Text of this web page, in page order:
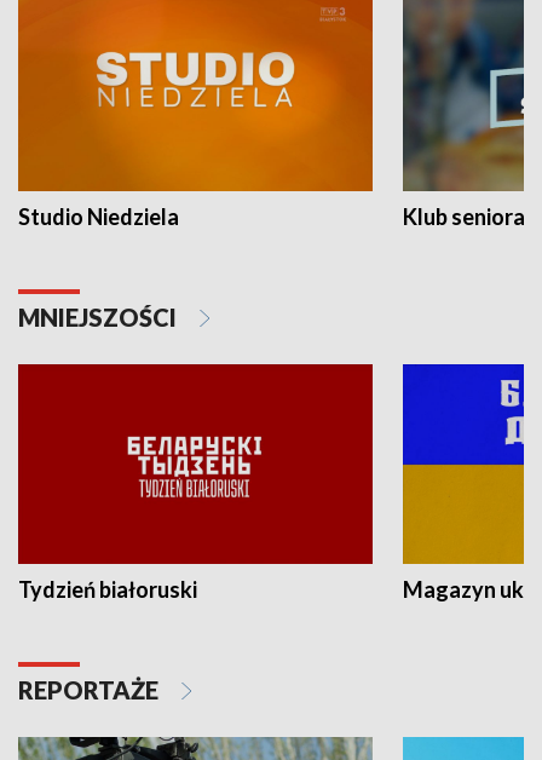
Studio Niedziela Klub seniora
MNIEJSZOŚCI
Tydzień białoruski Magazyn
REPORTAŻE